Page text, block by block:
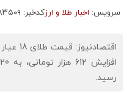
سرویس: اخبار طلا و ارزکدخبر: ۷۸۳۵۰۹
رسید.